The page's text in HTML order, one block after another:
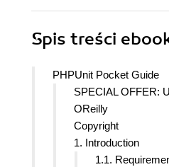
Spis treści
PHPUnit Pocket Guide
SPECIAL OFFER:
OReilly
Copyright
1. Introduction
1.1.